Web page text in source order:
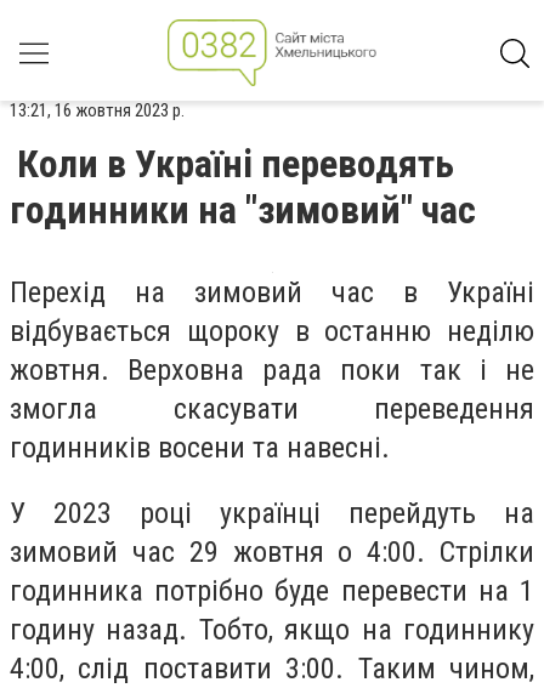
13:21, 16 жовтня 2023 р.
Коли в Україні переводять
годинники на "зимовий" час
Перехід на зимовий час в Україні
відбувається щороку в останню неділю
жовтня. Верховна рада поки так і не
змогла скасувати переведення
годинників восени та навесні.
У 2023 році українці перейдуть на
зимовий час 29 жовтня о 4:00. Стрілки
годинника потрібно буде перевести на 1
годину назад. Тобто, якщо на годиннику
4:00, слід поставити 3:00. Таким чином,